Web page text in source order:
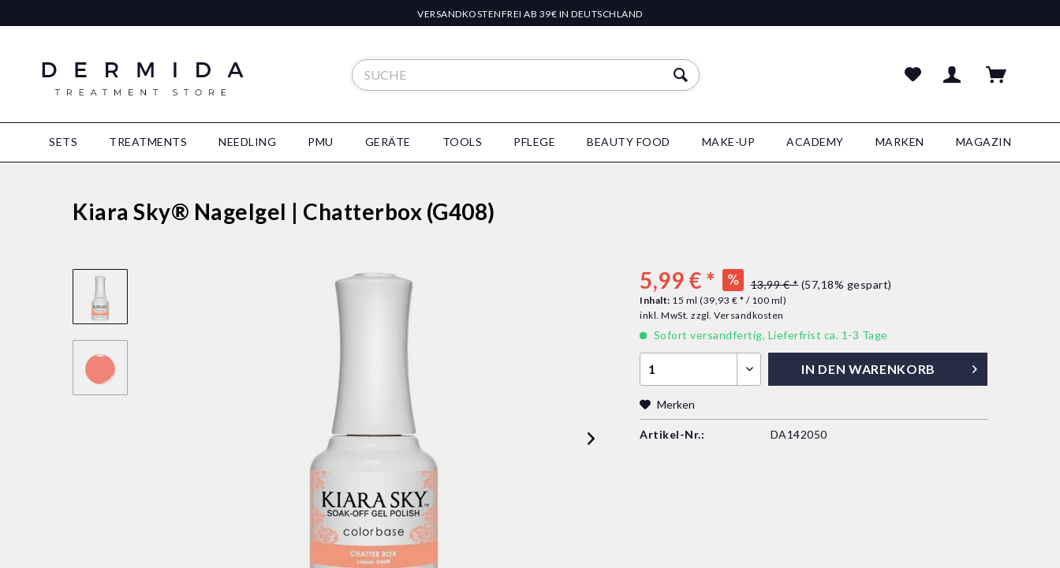
VERSANDKOSTENFREI AB 39€ IN DEUTSCHLAND
SETS TREATMENTS NEEDLING PMU GERÄTE TOOLS PFLEGE BEAUTY FOOD MAKE-UP ACADEMY MARKEN MAGAZIN
Kiara Sky® Nagelgel | Chatterbox (G408)
5,99 € * 13,99 € * (57,18% gespart)
Inhalt: 15 ml (39,93 € * / 100 ml)
inkl. MwSt.zzgl. Versandkosten
Sofort versandfertig, Lieferfrist ca. 1-3 Tage
IN DEN WARENKORB
Merken
Artikel-Nr.: DA142050